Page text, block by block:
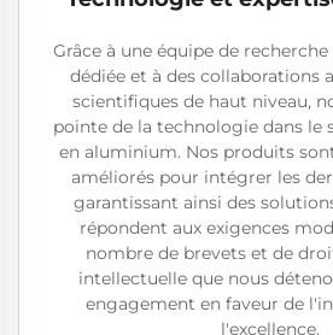
Grâce à une équipe de
dédiée et à des collaborations
scientifiques de haut niveau,
pointe de la technologie dans le
en aluminium. Nos produits
améliorés pour intégrer les
garantissant ainsi des
répondent aux exigences
nombre de brevets et de
intellectuelle que nous
engagement en faveur de
l'excellence.